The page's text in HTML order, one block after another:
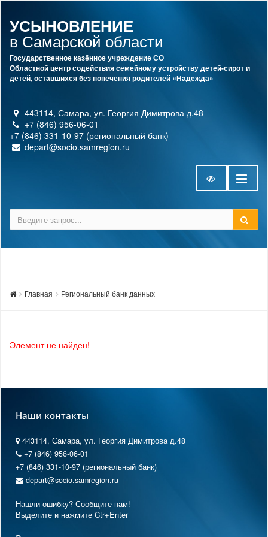
УСЫНОВЛЕНИЕ
в Самарской области
Государственное казённое учреждение СО
Областной центр содействия семейному устройству детей-сирот и
детей, оставшихся без попечения родителей «Надежда»
443114, Самара, ул. Георгия Димитрова д.48
+7 (846) 956-06-01
+7 (846) 331-10-97 (региональный банк)
depart@socio.samregion.ru
Главная Региональный банк данных
Элемент не найден!
Наши контакты
443114, Самара, ул. Георгия Димитрова д.48
+7 (846) 956-06-01
+7 (846) 331-10-97 (региональный банк)
depart@socio.samregion.ru
Нашли ошибку? Сообщите нам!
Выделите и нажмите Ctr+Enter